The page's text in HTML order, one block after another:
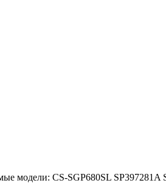
модели: CS-SGP680SL SP397281A